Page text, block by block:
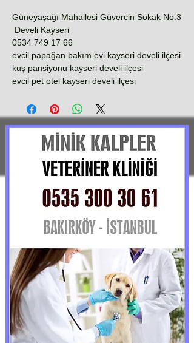
Güneyaşağı Mahallesi Güvercin Sokak No:3
Develi Kayseri
0534 749 17 66
evcil papağan bakım evi kayseri develi ilçesi
kuş pansiyonu kayseri develi ilçesi
evcil pet otel kayseri develi ilçesi